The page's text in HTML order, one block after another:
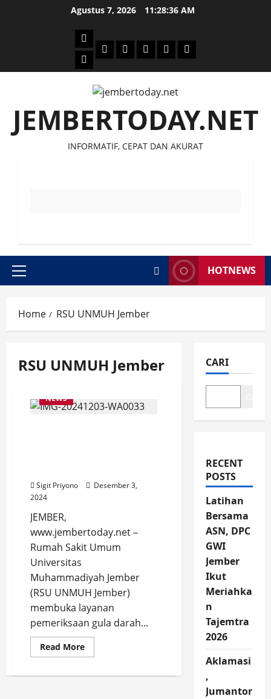
Agustus 7, 2026 11:28:36 AM
Beranda
News
PolitikOtomotifEkonomiSosialtentang
JEMBERTODAY.NET
INFORMATIF, CEPAT DAN AKURAT
Primary
HOTNEWS
Home RSU UNMUH Jember
RSU UNMUH Jember
NEWS
Sigit Priyono
Desember 3,
2024
JEMBER,
www.jembertoday.net –
Rumah Sakit Umum
Universitas
Muhammadiyah Jember
(RSU UNMUH Jember)
membuka layanan
pemeriksaan gula darah...
Read MoreRead
more
UNMUH
CARI
RECENT
POSTS
Latihan
Bersama
ASN, DPC
GWI
Jember
Ikut
Meriahka
n
Tajemtra
2026
Aklamasi
,
Jumantor